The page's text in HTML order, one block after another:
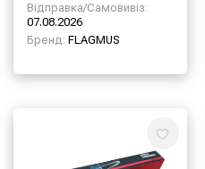
Відправка/Самовивіз:
07.08.2026
Бренд: FLAGMUS